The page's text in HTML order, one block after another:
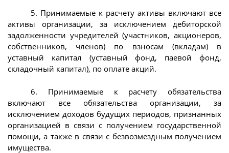
5. Принимаемые к расчету активы включают все
активы организации, за исключением дебиторской
задолженности учредителей (участников, акционеров,
собственников, членов) по взносам (вкладам) в
уставный капитал (уставный фонд, паевой фонд,
складочный капитал), по оплате акций.
6. Принимаемые к расчету обязательства
включают все обязательства организации, за
исключением доходов будущих периодов, признанных
организацией в связи с получением государственной
помощи, а также в связи с безвозмездным получением
имущества.